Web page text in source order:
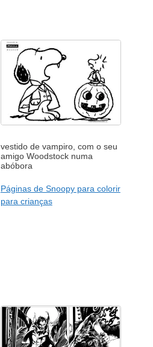
vestido de vampiro, com o seu
amigo Woodstock numa
abóbora
Páginas de Snoopy para colorir
para crianças